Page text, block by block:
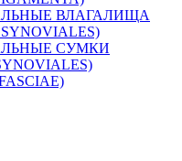
ВЛАГАЛИЩА
СУМКИ